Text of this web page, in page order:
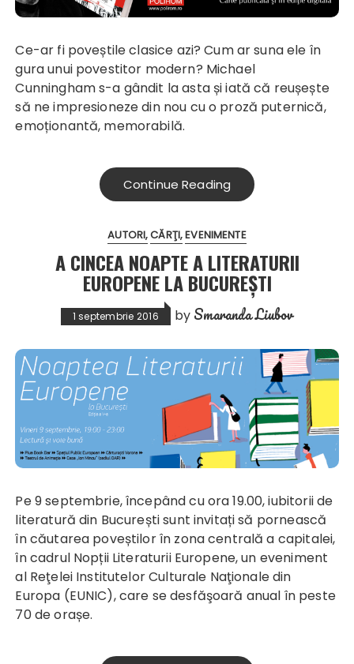
Ce-ar fi poveștile clasice azi? Cum ar suna ele în
gura unui povestitor modern? Michael
Cunningham s-a gândit la asta și iată că reușește
să ne impresioneze din nou cu o proză puternică,
emoționantă, memorabilă.
Continue Reading
AUTORI CĂRŢI EVENIMENTE
A CINCEA NOAPTE A LITERATURII
EUROPENE LA BUCUREȘTI
1 septembrie 2016 by Smaranda Liubov
Pe 9 septembrie, începând cu ora 19.00, iubitorii de
literatură din București sunt invitați să pornească
în căutarea poveștilor în zona centrală a capitalei,
în cadrul Nopții Literaturii Europene, un eveniment
al Reţelei Institutelor Culturale Naţionale din
Europa (EUNIC), care se desfăşoară anual în peste
70 de orașe.